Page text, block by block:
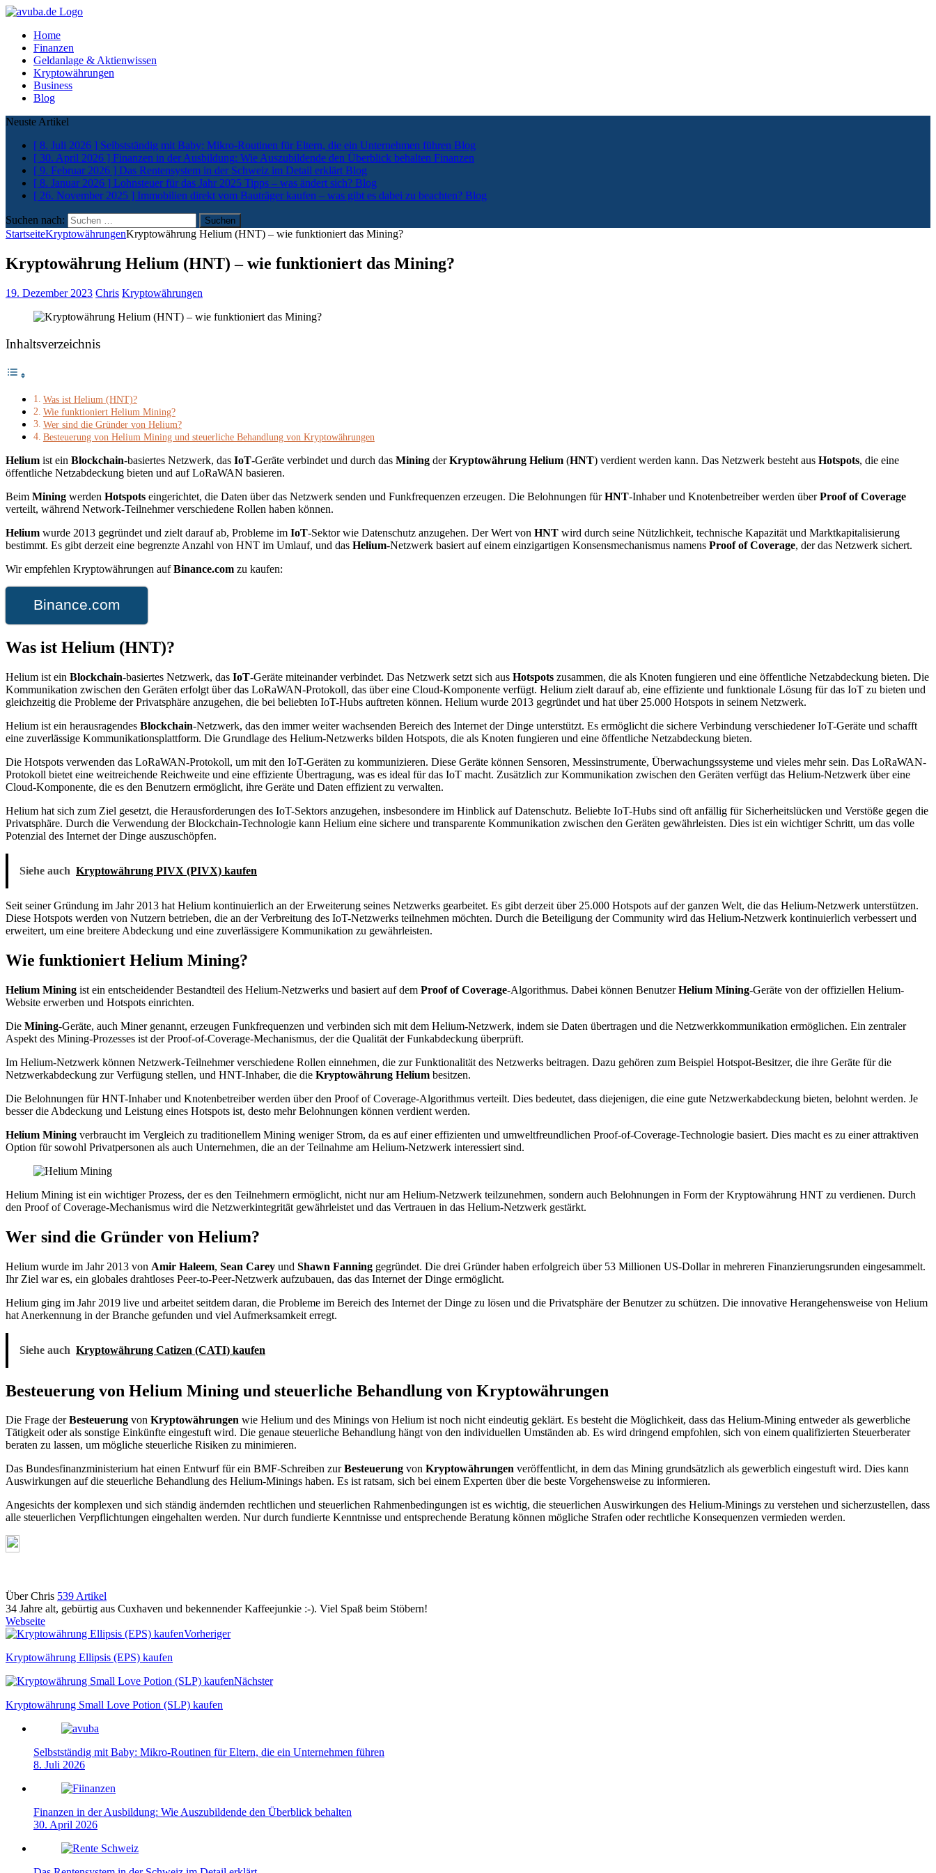
Home
Finanzen
Geldanlage & Aktienwissen
Kryptowährungen
Business
Blog
Neuste Artikel
[ 8. Juli 2026 ] Selbstständig mit Baby: Mikro-Routinen für Eltern, die ein Unternehmen führen Blog
[ 30. April 2026 ] Finanzen in der Ausbildung: Wie Auszubildende den Überblick behalten Finanzen
[ 9. Februar 2026 ] Das Rentensystem in der Schweiz im Detail erklärt Blog
[ 8. Januar 2026 ] Lohnsteuer für das Jahr 2025 Tipps – was ändert sich? Blog
[ 26. November 2025 ] Immobilien direkt vom Bauträger kaufen – was gibt es dabei zu beachten? Blog
Suchen nach:
StartseiteKryptowährungenKryptowährung Helium (HNT) – wie funktioniert das Mining?
Kryptowährung Helium (HNT) – wie funktioniert das Mining?
19. Dezember 2023 Chris Kryptowährungen
Inhaltsverzeichnis
Was ist Helium (HNT)?
Wie funktioniert Helium Mining?
Wer sind die Gründer von Helium?
Besteuerung von Helium Mining und steuerliche Behandlung von Kryptowährungen
Helium ist ein Blockchain-basiertes Netzwerk, das IoT-Geräte verbindet und durch das Mining derKryptowährung Helium (HNT) verdient werden kann. Das Netzwerk besteht aus Hotspots, die eine
öffentliche Netzabdeckung bieten und auf LoRaWAN basieren.
Beim Mining werden Hotspots eingerichtet, die Daten über das Netzwerk senden und Funkfrequenzen erzeugen. Die Belohnungen fürHNT-Inhaber und Knotenbetreiber werden überProof of Coverage
verteilt, während Network-Teilnehmer verschiedene Rollen haben können.
Helium wurde 2013 gegründet und zielt darauf ab, Probleme im IoT-Sektor wie Datenschutz anzugehen. Der Wert von HNT wird durch seine Nützlichkeit, technische Kapazität und Marktkapitalisierung
bestimmt. Es gibt derzeit eine begrenzte Anzahl von HNT im Umlauf, und das Helium-Netzwerk basiert auf einem einzigartigen Konsensmechanismus namens Proof of Coverage, der das Netzwerk sichert.
Wir empfehlen Kryptowährungen aufBinance.com zu kaufen:
Binance.com
Was ist Helium (HNT)?
Helium ist ein Blockchain-basiertes Netzwerk, das IoT-Geräte miteinander verbindet. Das Netzwerk setzt sich aus Hotspots zusammen, die als Knoten fungieren und eine öffentliche Netzabdeckung bieten. Die
Kommunikation zwischen den Geräten erfolgt über das LoRaWAN-Protokoll, das über eine Cloud-Komponente verfügt. Helium zielt darauf ab, eine effiziente und funktionale Lösung für das IoT zu bieten und
gleichzeitig die Probleme der Privatsphäre anzugehen, die bei beliebten IoT-Hubs auftreten können. Helium wurde 2013 gegründet und hat über 25.000 Hotspots in seinem Netzwerk.
Helium ist ein herausragendes Blockchain-Netzwerk, das den immer weiter wachsenden Bereich des Internet der Dinge unterstützt. Es ermöglicht die sichere Verbindung verschiedener IoT-Geräte und schafft
eine zuverlässige Kommunikationsplattform. Die Grundlage des Helium-Netzwerks bilden Hotspots, die als Knoten fungieren und eine öffentliche Netzabdeckung bieten.
Die Hotspots verwenden das LoRaWAN-Protokoll, um mit den IoT-Geräten zu kommunizieren. Diese Geräte können Sensoren, Messinstrumente, Überwachungssysteme und vieles mehr sein. Das LoRaWAN-
Protokoll bietet eine weitreichende Reichweite und eine effiziente Übertragung, was es ideal für das IoT macht. Zusätzlich zur Kommunikation zwischen den Geräten verfügt das Helium-Netzwerk über eine
Cloud-Komponente, die es den Benutzern ermöglicht, ihre Geräte und Daten effizient zu verwalten.
Helium hat sich zum Ziel gesetzt, die Herausforderungen des IoT-Sektors anzugehen, insbesondere im Hinblick auf Datenschutz. Beliebte IoT-Hubs sind oft anfällig für Sicherheitslücken und Verstöße gegen die
Privatsphäre. Durch die Verwendung der Blockchain-Technologie kann Helium eine sichere und transparente Kommunikation zwischen den Geräten gewährleisten. Dies ist ein wichtiger Schritt, um das volle
Potenzial des Internet der Dinge auszuschöpfen.
Siehe auch Kryptowährung PIVX (PIVX) kaufen
Seit seiner Gründung im Jahr 2013 hat Helium kontinuierlich an der Erweiterung seines Netzwerks gearbeitet. Es gibt derzeit über 25.000 Hotspots auf der ganzen Welt, die das Helium-Netzwerk unterstützen.
Diese Hotspots werden von Nutzern betrieben, die an der Verbreitung des IoT-Netzwerks teilnehmen möchten. Durch die Beteiligung der Community wird das Helium-Netzwerk kontinuierlich verbessert und
erweitert, um eine breitere Abdeckung und eine zuverlässigere Kommunikation zu gewährleisten.
Wie funktioniert Helium Mining?
Helium Mining ist ein entscheidender Bestandteil des Helium-Netzwerks und basiert auf dem Proof of Coverage-Algorithmus. Dabei können BenutzerHelium Mining-Geräte von der offiziellen Helium-
Website erwerben und Hotspots einrichten.
Die Mining-Geräte, auch Miner genannt, erzeugen Funkfrequenzen und verbinden sich mit dem Helium-Netzwerk, indem sie Daten übertragen und die Netzwerkkommunikation ermöglichen. Ein zentraler
Aspekt des Mining-Prozesses ist der Proof-of-Coverage-Mechanismus, der die Qualität der Funkabdeckung überprüft.
Im Helium-Netzwerk können Netzwerk-Teilnehmer verschiedene Rollen einnehmen, die zur Funktionalität des Netzwerks beitragen. Dazu gehören zum Beispiel Hotspot-Besitzer, die ihre Geräte für die
Netzwerkabdeckung zur Verfügung stellen, und HNT-Inhaber, die die Kryptowährung Helium besitzen.
Die Belohnungen für HNT-Inhaber und Knotenbetreiber werden über den Proof of Coverage-Algorithmus verteilt. Dies bedeutet, dass diejenigen, die eine gute Netzwerkabdeckung bieten, belohnt werden. Je
besser die Abdeckung und Leistung eines Hotspots ist, desto mehr Belohnungen können verdient werden.
Helium Mining verbraucht im Vergleich zu traditionellem Mining weniger Strom, da es auf einer effizienten und umweltfreundlichen Proof-of-Coverage-Technologie basiert. Dies macht es zu einer attraktiven
Option für sowohl Privatpersonen als auch Unternehmen, die an der Teilnahme am Helium-Netzwerk interessiert sind.
Helium Mining ist ein wichtiger Prozess, der es den Teilnehmern ermöglicht, nicht nur am Helium-Netzwerk teilzunehmen, sondern auch Belohnungen in Form der Kryptowährung HNT zu verdienen. Durch
den Proof of Coverage-Mechanismus wird die Netzwerkintegrität gewährleistet und das Vertrauen in das Helium-Netzwerk gestärkt.
Wer sind die Gründer von Helium?
Helium wurde im Jahr 2013 von Amir Haleem, Sean Carey und Shawn Fanning gegründet. Die drei Gründer haben erfolgreich über 53 Millionen US-Dollar in mehreren Finanzierungsrunden eingesammelt.
Ihr Ziel war es, ein globales drahtloses Peer-to-Peer-Netzwerk aufzubauen, das das Internet der Dinge ermöglicht.
Helium ging im Jahr 2019 live und arbeitet seitdem daran, die Probleme im Bereich des Internet der Dinge zu lösen und die Privatsphäre der Benutzer zu schützen. Die innovative Herangehensweise von Helium
hat Anerkennung in der Branche gefunden und viel Aufmerksamkeit erregt.
Siehe auch Kryptowährung Catizen (CATI) kaufen
Besteuerung von Helium Mining und steuerliche Behandlung von Kryptowährungen
Die Frage derBesteuerung von Kryptowährungen wie Helium und des Minings von Helium ist noch nicht eindeutig geklärt. Es besteht die Möglichkeit, dass das Helium-Mining entweder als gewerbliche
Tätigkeit oder als sonstige Einkünfte eingestuft wird. Die genaue steuerliche Behandlung hängt von den individuellen Umständen ab. Es wird dringend empfohlen, sich von einem qualifizierten Steuerberater
beraten zu lassen, um mögliche steuerliche Risiken zu minimieren.
Das Bundesfinanzministerium hat einen Entwurf für ein BMF-Schreiben zurBesteuerung von Kryptowährungen veröffentlicht, in dem das Mining grundsätzlich als gewerblich eingestuft wird. Dies kann
Auswirkungen auf die steuerliche Behandlung des Helium-Minings haben. Es ist ratsam, sich bei einem Experten über die beste Vorgehensweise zu informieren.
Angesichts der komplexen und sich ständig ändernden rechtlichen und steuerlichen Rahmenbedingungen ist es wichtig, die steuerlichen Auswirkungen des Helium-Minings zu verstehen und sicherzustellen, dass
alle steuerlichen Verpflichtungen eingehalten werden. Nur durch fundierte Kenntnisse und entsprechende Beratung können mögliche Strafen oder rechtliche Konsequenzen vermieden werden.
Über Chris 539 Artikel
34 Jahre alt, gebürtig aus Cuxhaven und bekennender Kaffeejunkie :-). Viel Spaß beim Stöbern!
Webseite
Vorheriger
Kryptowährung Ellipsis (EPS) kaufen
Nächster
Kryptowährung Small Love Potion (SLP) kaufen
Selbstständig mit Baby: Mikro-Routinen für Eltern, die ein Unternehmen führen
8. Juli 2026
Finanzen in der Ausbildung: Wie Auszubildende den Überblick behalten
30. April 2026